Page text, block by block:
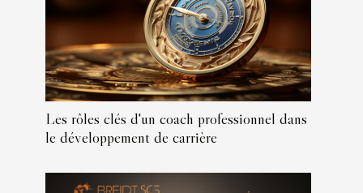
Les rôles clés d'un coach professionnel dans
le développement de carrière